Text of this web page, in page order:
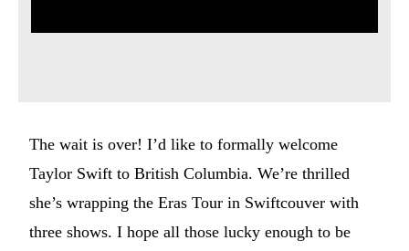
The wait is over! I’d like to formally welcome
Taylor Swift to British Columbia. We’re thrilled
she’s wrapping the Eras Tour in Swiftcouver with
three shows. I hope all those lucky enough to be